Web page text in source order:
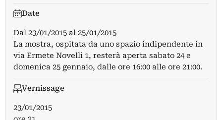
Date
Dal 23/01/2015 al 25/01/2015
La mostra, ospitata da uno spazio indipendente in
via Ermete Novelli 1, resterà aperta sabato 24 e
domenica 25 gennaio, dalle ore 16:00 alle ore 21:00.
Vernissage
23/01/2015